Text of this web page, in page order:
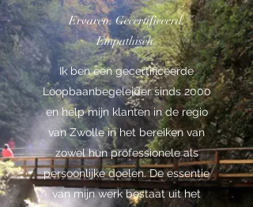
Ervaren. Gecertificeerd.
Empathisch.
Ik ben een gecertificeerde
Loopbaanbegeleider sinds 2000
en help mijn klanten in de regio
van Zwolle in het bereiken van
zowel hun professionele als
persoonlijke doelen. De essentie
van mijn werk bestaat uit het